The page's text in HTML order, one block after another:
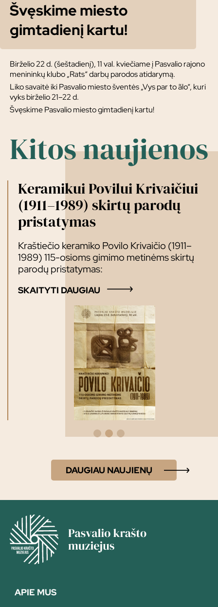
Švęskime miesto
gimtadienį kartu!
Birželio 22 d. (šeštadienį), 11 val. kviečiame į Pasvalio rajono
menininkų klubo „Rats“ darbų parodos atidarymą.
Liko savaitė iki Pasvalio miesto šventės „Vys par to ãlo“, kuri
vyks birželio 21–22 d.
Švęskime Pasvalio miesto gimtadienį kartu!
Kitos naujienos
Keramikui Povilui Krivaičiui
(1911–1989) skirtų parodų
pristatymas
Kraštiečio keramiko Povilo Krivaičio (1911–
1989) 115-osioms gimimo metinėms skirtų
parodų pristatymas:
SKAITYTI DAUGIAU
DAUGIAU NAUJIENŲ
APIE MUS